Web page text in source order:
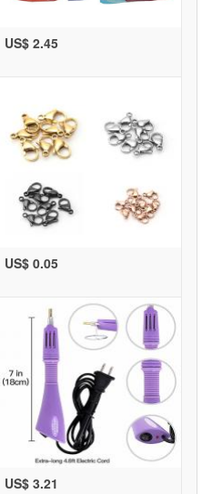
US$ 2.45
US$ 0.05
US$ 3.21